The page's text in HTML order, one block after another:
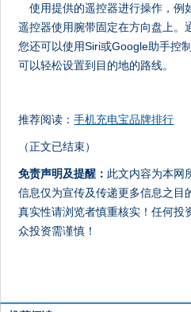
使用提供的遥控器进行操作，例
遥控器使用腕带固定在方向盘上。
您还可以使用Siri或Google助手控
可以轻松设置到目的地的路线。
推荐阅读：手机充电宝品牌排行
（正文已结束）
免责声明及提醒： 此文内容为本网
信息仅为宣传及传递更多信息之目
真实性请浏览者慎重核实！任何投
众投资需谨慎！